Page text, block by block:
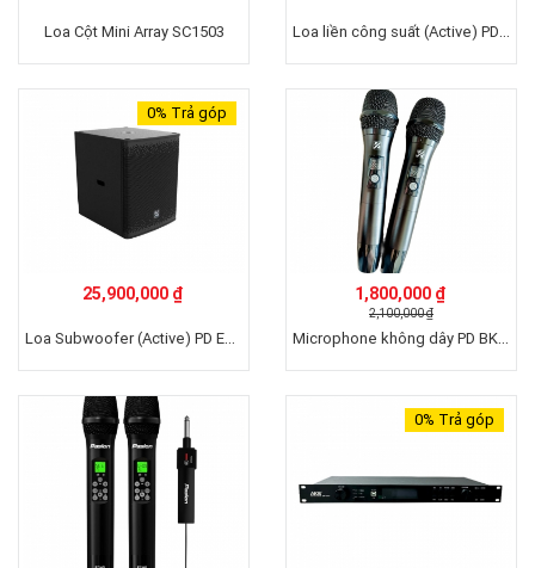
Loa Cột Mini Array SC1503 Loa liền công suất (Active) PD EN108
0% Trả góp
25,900,000 ₫
Loa Subwoofer (Active) PD EN118
1,800,000 ₫
2,100,000 ₫
Microphone không dây PD BK-21A
0% Trả góp